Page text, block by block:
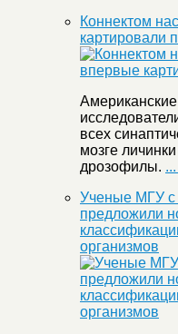
Коннектом
картировали
всех
мозге
дрозофилы.
Ученые МГУ с
предложили
организмов